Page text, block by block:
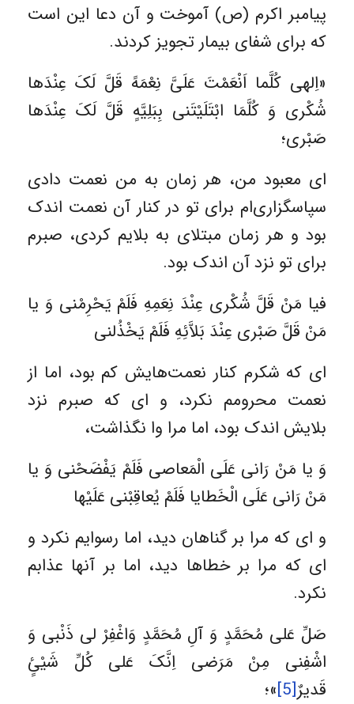
پیامبر اکرم (ص) آموخت و آن دعا این است
که برای شفای بیمار تجویز کردند.
«اِلهى کُلَّما اَنْعَمْتَ عَلَىَّ نِعْمَهً قَلَّ لَکَ عِنْدَها
شُکْرى وَ کُلَّمَا ابْتَلَیْتَنى بِبَلِیَّهٍ قَلَّ لَکَ عِنْدَها
صَبْرى؛
اى معبود من، هر زمان به من نعمت دادى
سپاسگزارى‌ام براى تو در کنار آن نعمت اندک
بود و هر زمان مبتلاى به بلایم کردی، صبرم
براى تو نزد آن اندک بود.
فیا مَنْ قَلَّ شُکْرى عِنْدَ نِعَمِهِ فَلَمْ یَحْرِمْنى وَ یا
مَنْ قَلَّ صَبْرى عِنْدَ بَلاَّئِهِ فَلَمْ یَخْذُلنى
اى که شکرم کنار نعمت‌هایش کم بود، اما از
نعمت محرومم نکرد، و اى که صبرم نزد
بلایش اندک بود، اما مرا وا نگذاشت،
وَ یا مَنْ رَانى عَلَى الْمَعاصى فَلَمْ یَفْضَحْنى وَ یا
مَنْ رَانى عَلَى الْخَطایا فَلَمْ یُعاقِبْنى عَلَیْها
و اى که مرا بر گناهان دید، اما رسوایم نکرد و
اى که مرا بر خطاها دید، اما بر آنها عذابم
نکرد.
صَلِّ عَلى مُحَمَّدٍ وَ آلِ مُحَمَّدٍ وَاغْفِرْ لى ذَنْبى وَ
اشْفِنى مِنْ مَرَضى اِنَّکَ عَلى کُلِّ شَیْئٍ
قَدیرٌ[5]
»؛